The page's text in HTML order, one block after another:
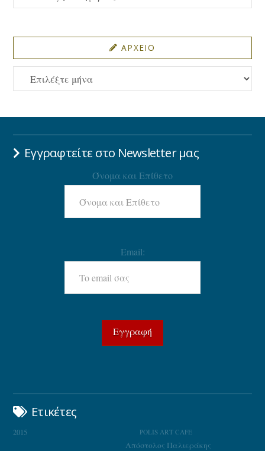
ΑΡΧΕΙΟ
ΑΡΧΕΙΟ
Εγγραφτείτε στο Newsletter μας
Όνομα και Επίθετο
Email:
Ετικέτες
2015 POLIS ART CAFE
Απόστολος Παλιεράκης